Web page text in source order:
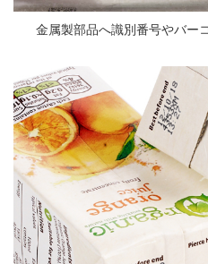
金属製部品へ識別番号やバー